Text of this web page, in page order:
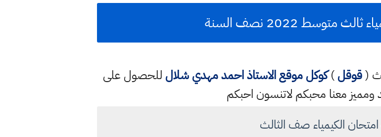
متوسط 2022 نصف السنة
(قوقل)كوكل موقع الاستاذ احمد مهدي شلال للحصول على
معنا محبكم لاتنسون احبكم
الكيمياء صف الثالث